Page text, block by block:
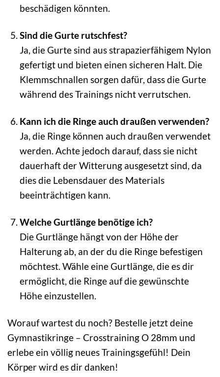
beschädigen könnten.
Sind die Gurte rutschfest?
Ja, die Gurte sind aus strapazierfähigem Nylon
gefertigt und bieten einen sicheren Halt. Die
Klemmschnallen sorgen dafür, dass die Gurte
während des Trainings nicht verrutschen.
Kann ich die Ringe auch draußen verwenden?
Ja, die Ringe können auch draußen verwendet
werden. Achte jedoch darauf, dass sie nicht
dauerhaft der Witterung ausgesetzt sind, da
dies die Lebensdauer des Materials
beeinträchtigen kann.
Welche Gurtlänge benötige ich?
Die Gurtlänge hängt von der Höhe der
Halterung ab, an der du die Ringe befestigen
möchtest. Wähle eine Gurtlänge, die es dir
ermöglicht, die Ringe auf die gewünschte
Höhe einzustellen.
Worauf wartest du noch? Bestelle jetzt deine
Gymnastikringe – Crosstraining O 28mm und
erlebe ein völlig neues Trainingsgefühl! Dein
Körper wird es dir danken!